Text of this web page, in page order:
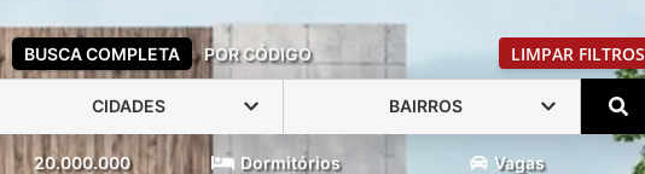
BUSCA COMPLETA POR CÓDIGO LIMPAR FILTROS
CIDADES BAIRROS
20.000.000 Dormitórios Vagas